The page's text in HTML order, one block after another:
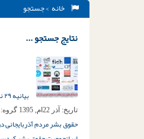
خانه > جستجو
نتایج جستجو ...
بیانیه ۲۹ نهاد مدافع حقوق بشر خطاب به مجمع عمومی سازمان ملل متحد
تاریخ: آذر 22ام, 1395 گروه:
حقوق بشر مردم آذربایجانی